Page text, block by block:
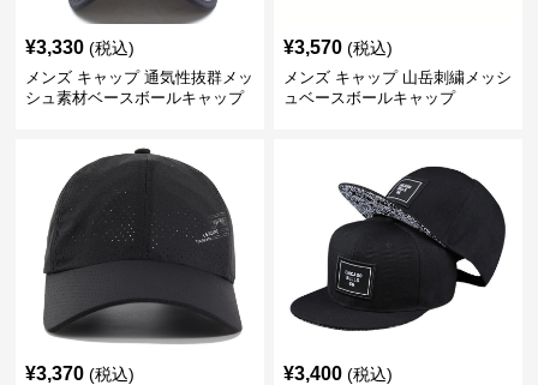
¥3,330 (税込)
メンズ キャップ 通気性抜群メッ
シュ素材ベースボールキャップ
¥3,570 (税込)
メンズ キャップ 山岳刺繍メッシ
ュベースボールキャップ
¥3,370 (税込) ¥3,400 (税込)